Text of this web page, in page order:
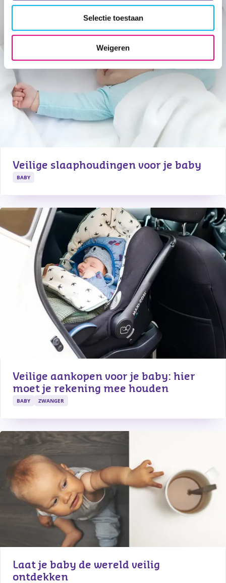
Selectie toestaan
Weigeren
Veilige slaaphoudingen voor je baby
BABY
Veilige aankopen voor je baby: hier
moet je rekening mee houden
BABY ZWANGER
Laat je baby de wereld veilig
ontdekken